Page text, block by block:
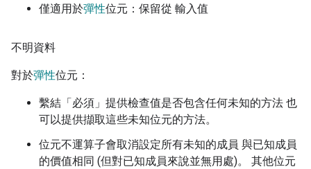
僅適用於彈性位元：保留從 輸入值
不明資料
對於彈性位元：
繫結「必須」提供檢查值是否包含任何未知的方法 也
可以提供擷取這些未知位元的方法。
位元不運算子會取消設定所有未知的成員 與已知成員
的價值相同 (但對已知成員來說並無用處)。 其他位元